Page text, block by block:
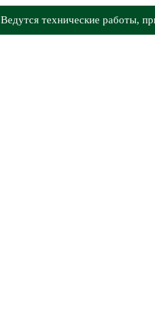
Ведутся технические работы,